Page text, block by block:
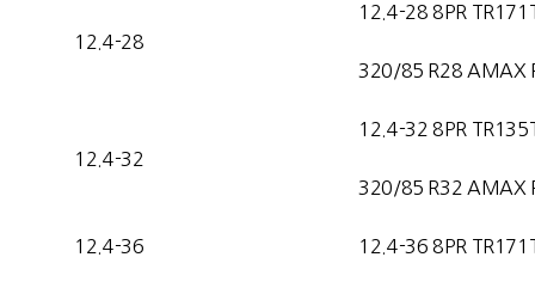
12.4-28
12.4-28 8PR
320/85 R28 AMAX
12.4-32
12.4-32 8PR
320/85 R32 AMAX
12.4-36 12.4-36 8PR